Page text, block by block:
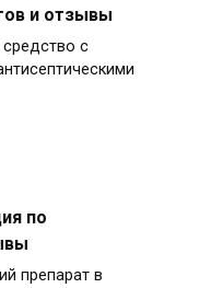
и отзывы
с
по
препарат в